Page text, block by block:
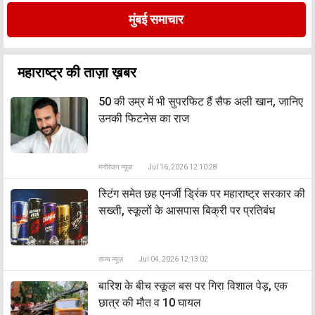
मुंबई समाचार
महाराष्ट्र की ताज़ा ख़बर
50 की उम्र में भी सुपरफिट हैं सैफ अली खान, जानिए
उनकी फिटनेस का राज
मनोरंजन न्यूज़ Jul 16, 2026 12:10:28
स्टिंग समेत छह एनर्जी ड्रिंक पर महाराष्ट्र सरकार की
सख्ती, स्कूलों के आसपास बिक्री पर प्रतिबंध
राज्य न्यूज़ Jul 04, 2026 12:13:02
बारिश के बीच स्कूल बस पर गिरा विशाल पेड़, एक
छात्र की मौत व 10 घायल